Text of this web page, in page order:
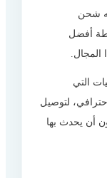
شحن
أفضل
المجال.
التي
لتوصيل
أن يحدث بها